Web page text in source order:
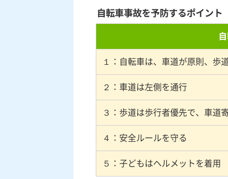
自転車事故を予防するポイント
１：自転車は、車道が原則、歩
２：車道は左側を通行
３：歩道は歩行者優先で、車道
４：安全ルールを守る
５：子どもはヘルメットを着用